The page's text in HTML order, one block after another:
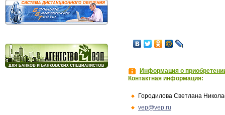
Информация о
Контактная информация:
Городилова Светлана
vep@vep.ru